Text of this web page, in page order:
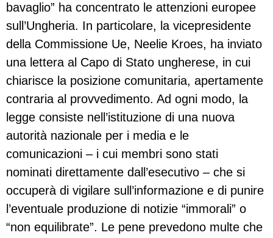
bavaglio” ha concentrato le attenzioni europee
sull’Ungheria. In particolare, la vicepresidente
della Commissione Ue, Neelie Kroes, ha inviato
una lettera al Capo di Stato ungherese, in cui
chiarisce la posizione comunitaria, apertamente
contraria al provvedimento. Ad ogni modo, la
legge consiste nell’istituzione di una nuova
autorità nazionale per i media e le
comunicazioni – i cui membri sono stati
nominati direttamente dall’esecutivo – che si
occuperà di vigilare sull’informazione e di punire
l’eventuale produzione di notizie “immorali” o
“non equilibrate”. Le pene prevedono multe che